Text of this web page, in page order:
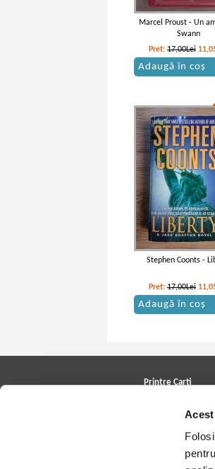
Marcel Proust - Un
Swann
Pret: 17,00Lei
Adaugă în coș
Stephen Coonts -
Pret: 17,00Lei
Adaugă în coș
Printre Carti
Cele mai căutate cărți